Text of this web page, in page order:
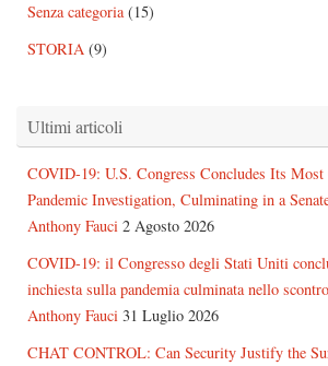
Senza categoria(15)
STORIA (9)
Ultimi articoli
COVID-19: U.S. Congress Concludes Its Most
Pandemic Investigation, Culminating in a
Anthony Fauci 2 Agosto 2026
COVID-19: il Congresso degli Stati Uniti
inchiesta sulla pandemia culminata nello
Anthony Fauci 31 Luglio 2026
CHAT CONTROL: Can Security Justify the